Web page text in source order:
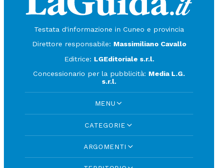
Testata d'informazione in Cuneo e provincia
Direttore responsabile: Massimiliano Cavallo
Editrice: LGEditoriale s.r.l.
Concessionario per la pubblicità: Media L.G.
s.r.l.
MENU
CATEGORIE
ARGOMENTI